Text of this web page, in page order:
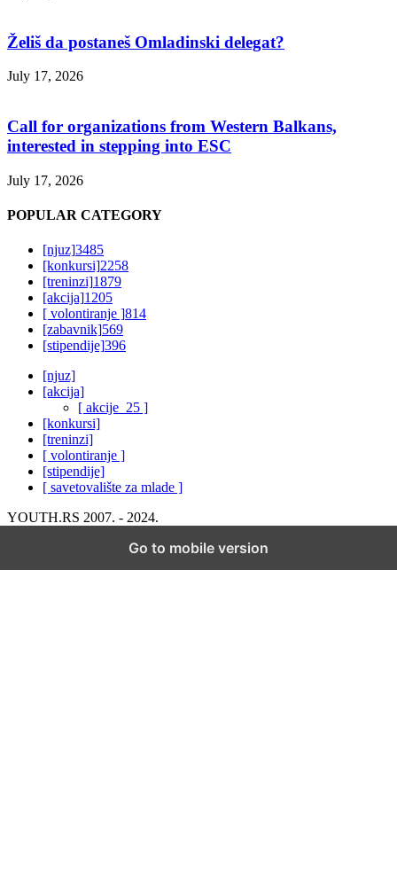
Želiš da postaneš Omladinski delegat?
July 17, 2026
Call for organizations from Western Balkans,
interested in stepping into ESC
July 17, 2026
POPULAR CATEGORY
[njuz]3485
[konkursi]2258
[treninzi]1879
[akcija]1205
[ volontiranje ]814
[zabavnik]569
[stipendije]396
[njuz]
[akcija]
[ akcije_25 ]
[konkursi]
[treninzi]
[ volontiranje ]
[stipendije]
[ savetovalište za mlade ]
YOUTH.RS 2007. - 2024.
Go to mobile version